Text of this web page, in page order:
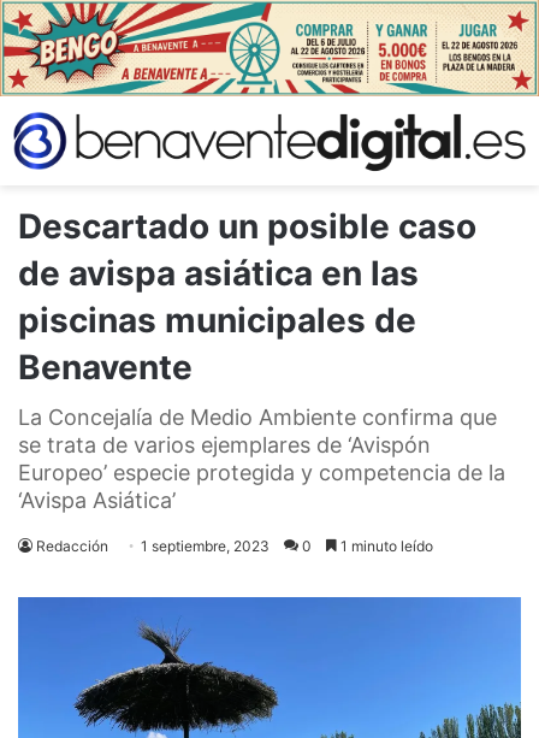
Descartado un posible caso
de avispa asiática en las
piscinas municipales de
Benavente
La Concejalía de Medio Ambiente confirma que
se trata de varios ejemplares de ‘Avispón
Europeo’ especie protegida y competencia de la
‘Avispa Asiática’
Redacción 1 septiembre, 2023 0 1 minuto leído